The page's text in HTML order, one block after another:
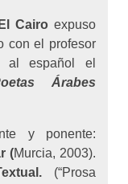
Cairo expuso
con el profesor
al español el
Árabes
y ponente:
(Murcia, 2003).
(“Prosa